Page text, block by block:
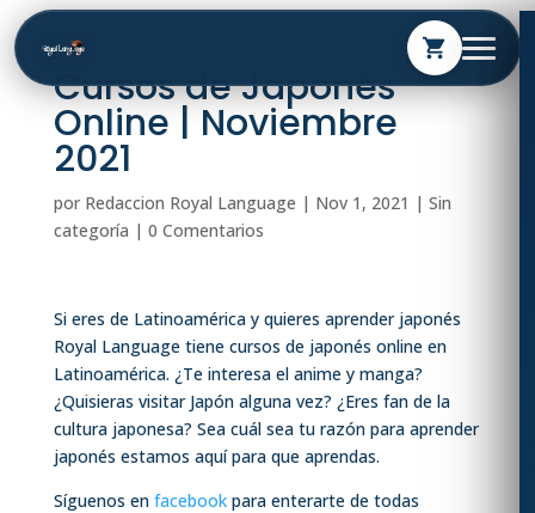
shopping_cart
Cursos de Japonés
Online | Noviembre
2021
por Redaccion Royal Language | Nov 1, 2021 | Sin
categoría | 0 Comentarios
Si eres de Latinoamérica y quieres aprender japonés
Royal Language tiene cursos de japonés online en
Latinoamérica. ¿Te interesa el anime y manga?
¿Quisieras visitar Japón alguna vez? ¿Eres fan de la
cultura japonesa? Sea cuál sea tu razón para aprender
japonés estamos aquí para que aprendas.
Síguenos en facebookpara enterarte de todas